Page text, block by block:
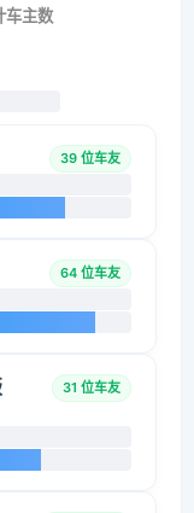
车主数
39 位车友
64 位车友
31 位车友